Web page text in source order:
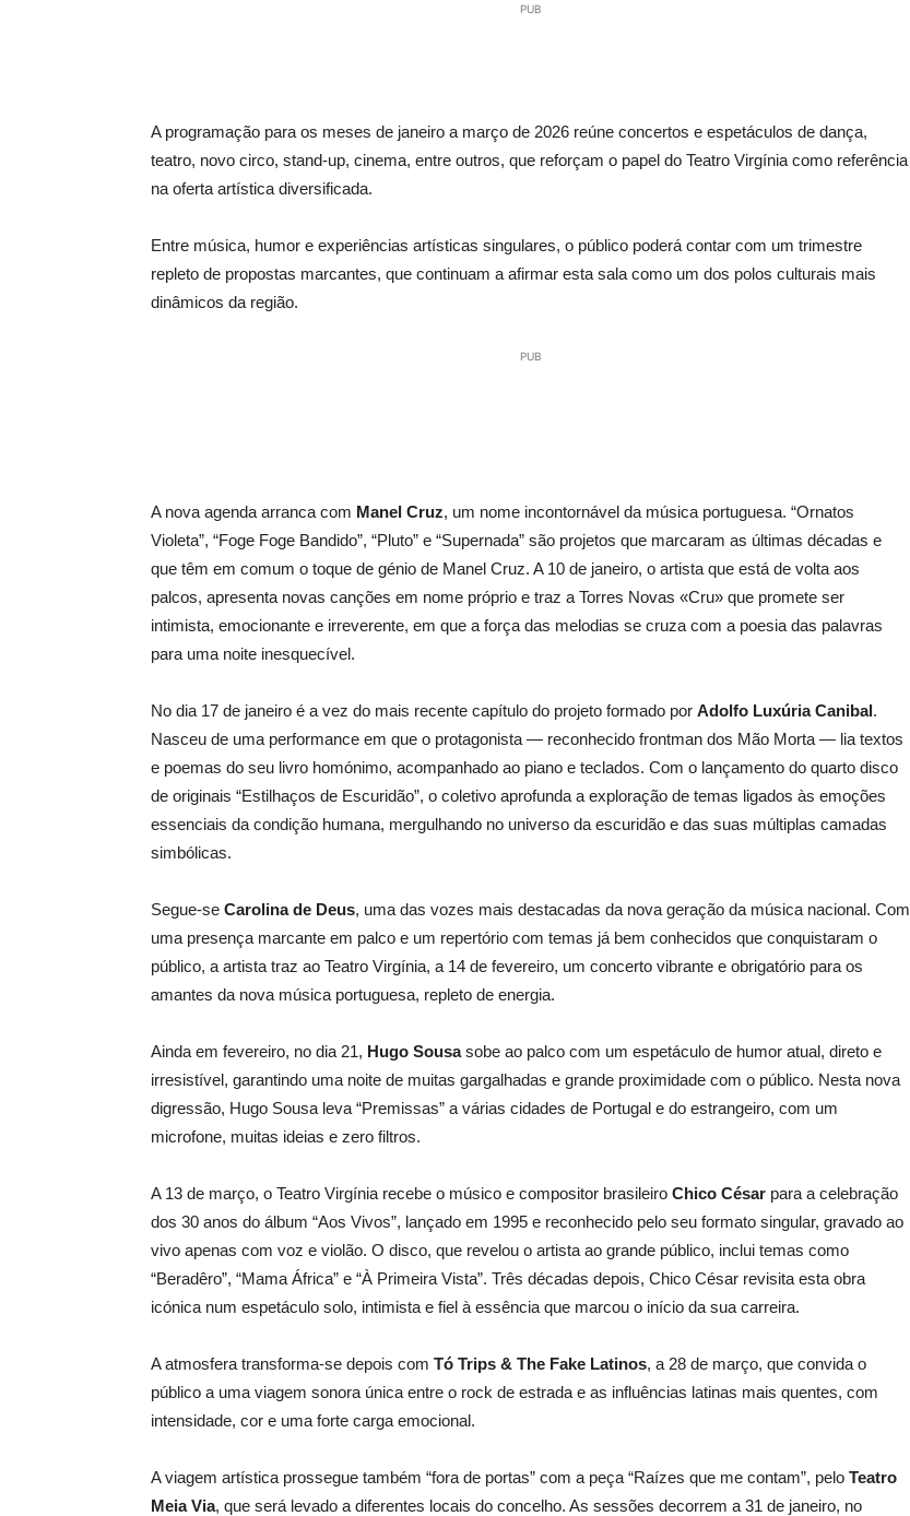
PUB
A programação para os meses de janeiro a março de 2026 reúne concertos e espetáculos de dança,
teatro, novo circo, stand-up, cinema, entre outros, que reforçam o papel do Teatro Virgínia como referência
na oferta artística diversificada.
Entre música, humor e experiências artísticas singulares, o público poderá contar com um trimestre
repleto de propostas marcantes, que continuam a afirmar esta sala como um dos polos culturais mais
dinâmicos da região.
PUB
A nova agenda arranca com Manel Cruz, um nome incontornável da música portuguesa. “Ornatos
Violeta”, “Foge Foge Bandido”, “Pluto” e “Supernada” são projetos que marcaram as últimas décadas e
que têm em comum o toque de génio de Manel Cruz. A 10 de janeiro, o artista que está de volta aos
palcos, apresenta novas canções em nome próprio e traz a Torres Novas «Cru» que promete ser
intimista, emocionante e irreverente, em que a força das melodias se cruza com a poesia das palavras
para uma noite inesquecível.
No dia 17 de janeiro é a vez do mais recente capítulo do projeto formado por Adolfo Luxúria Canibal.
Nasceu de uma performance em que o protagonista — reconhecido frontman dos Mão Morta — lia textos
e poemas do seu livro homónimo, acompanhado ao piano e teclados. Com o lançamento do quarto disco
de originais “Estilhaços de Escuridão”, o coletivo aprofunda a exploração de temas ligados às emoções
essenciais da condição humana, mergulhando no universo da escuridão e das suas múltiplas camadas
simbólicas.
Segue-se Carolina de Deus, uma das vozes mais destacadas da nova geração da música nacional. Com
uma presença marcante em palco e um repertório com temas já bem conhecidos que conquistaram o
público, a artista traz ao Teatro Virgínia, a 14 de fevereiro, um concerto vibrante e obrigatório para os
amantes da nova música portuguesa, repleto de energia.
Ainda em fevereiro, no dia 21, Hugo Sousasobe ao palco com um espetáculo de humor atual, direto e
irresistível, garantindo uma noite de muitas gargalhadas e grande proximidade com o público. Nesta nova
digressão, Hugo Sousa leva “Premissas” a várias cidades de Portugal e do estrangeiro, com um
microfone, muitas ideias e zero filtros.
A 13 de março, o Teatro Virgínia recebe o músico e compositor brasileiro Chico César para a celebração
dos 30 anos do álbum “Aos Vivos”, lançado em 1995 e reconhecido pelo seu formato singular, gravado ao
vivo apenas com voz e violão. O disco, que revelou o artista ao grande público, inclui temas como
“Beradêro”, “Mama África” e “À Primeira Vista”. Três décadas depois, Chico César revisita esta obra
icónica num espetáculo solo, intimista e fiel à essência que marcou o início da sua carreira.
A atmosfera transforma-se depois com Tó Trips & The Fake Latinos, a 28 de março, que convida o
público a uma viagem sonora única entre o rock de estrada e as influências latinas mais quentes, com
intensidade, cor e uma forte carga emocional.
A viagem artística prossegue também “fora de portas” com a peça “Raízes que me contam”, pelo Teatro
Meia Via, que será levado a diferentes locais do concelho. As sessões decorrem a 31 de janeiro, no